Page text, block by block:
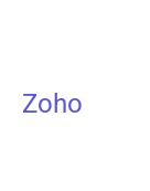
Zoho